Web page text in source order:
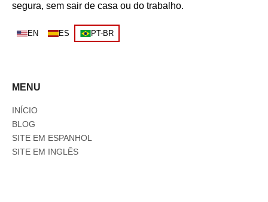
segura, sem sair de casa ou do trabalho.
EN ES PT-BR
MENU
INÍCIO
BLOG
SITE EM ESPANHOL
SITE EM INGLÊS